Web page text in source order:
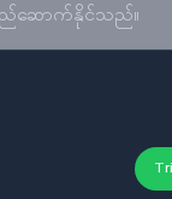
တည်ဆောက်နိုင်သည်။